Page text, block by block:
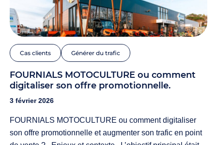
Cas clients Générer du trafic
FOURNIALS MOTOCULTURE ou comment
digitaliser son offre promotionnelle.
3 février 2026
FOURNIALS MOTOCULTURE ou comment digitaliser
son offre promotionnelle et augmenter son trafic en point